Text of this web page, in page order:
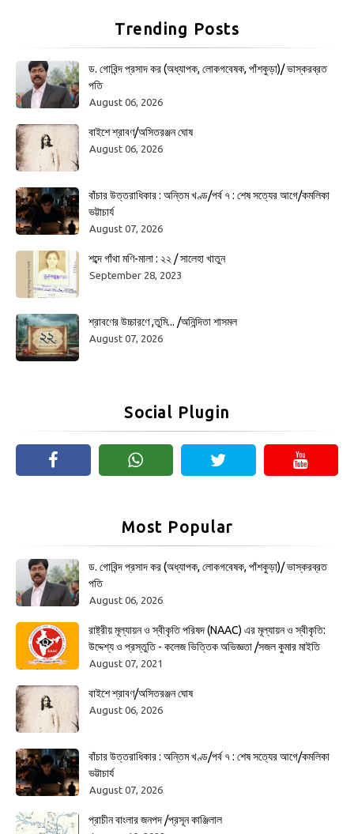
Trending Posts
ড. গোবিন্দ প্রসাদ কর (অধ্যাপক, লোকগবেষক, পাঁশকুড়া)/ ভাস্করব্রত
পতি
August 06, 2026
বাইশে শ্রাবণ/অসিতরঞ্জন ঘোষ
August 06, 2026
বাঁচার উত্তরাধিকার : অন্তিম খণ্ড/পর্ব ৭ : শেষ সত্যের আগে/কমলিকা
ভট্টাচার্য
August 07, 2026
শব্দে গাঁথা মণি-মালা : ২২ / সালেহা খাতুন
September 28, 2023
শ্রাবণের উচ্চারণে ,তুমি... /অনিন্দিতা শাসমল
August 07, 2026
Social Plugin
Most Popular
ড. গোবিন্দ প্রসাদ কর (অধ্যাপক, লোকগবেষক, পাঁশকুড়া)/ ভাস্করব্রত
পতি
August 06, 2026
রাষ্ট্রীয় মূল্যায়ন ও স্বীকৃতি পরিষদ (NAAC) এর মূল্যায়ন ও স্বীকৃতি:
উদ্দেশ্য ও প্রস্তুতি - কলেজ ভিত্তিক অভিজ্ঞতা /সজল কুমার মাইতি
August 07, 2021
বাইশে শ্রাবণ/অসিতরঞ্জন ঘোষ
August 06, 2026
বাঁচার উত্তরাধিকার : অন্তিম খণ্ড/পর্ব ৭ : শেষ সত্যের আগে/কমলিকা
ভট্টাচার্য
August 07, 2026
প্রাচীন বাংলার জনপদ /প্রসূন কাঞ্জিলাল